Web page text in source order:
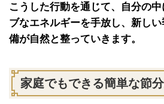
こうした行動を通じて、自分の
ブなエネルギーを手放し、新し
備が自然と整っていきます。
家庭でもできる簡単な節